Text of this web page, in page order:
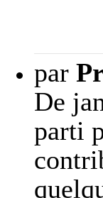
par
De
parti